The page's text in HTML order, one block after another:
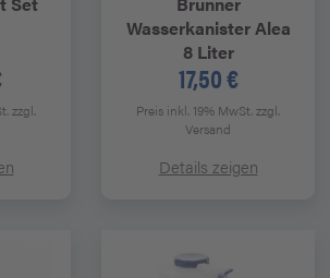
zzgl.
Wasserkanister Alea
8 Liter
17,50 €
Preis inkl. 19% MwSt.zzgl.
Versand
Details zeigen